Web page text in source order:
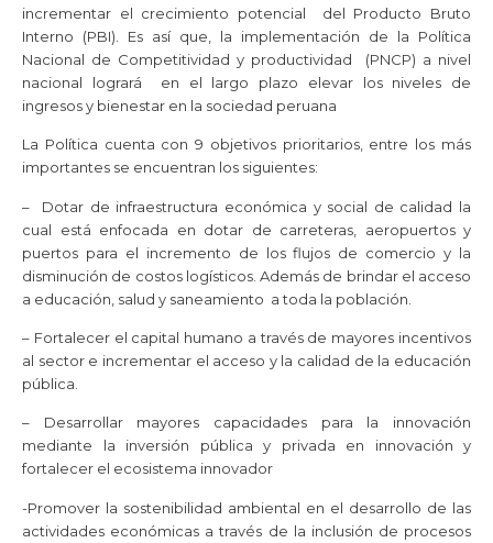
incrementar el crecimiento potencial del Producto Bruto
Interno (PBI). Es así que, la implementación de la Política
Nacional de Competitividad y productividad (PNCP) a nivel
nacional logrará en el largo plazo elevar los niveles de
ingresos y bienestar en la sociedad peruana
La Política cuenta con 9 objetivos prioritarios, entre los más
importantes se encuentran los siguientes:
– Dotar de infraestructura económica y social de calidad la
cual está enfocada en dotar de carreteras, aeropuertos y
puertos para el incremento de los flujos de comercio y la
disminución de costos logísticos. Además de brindar el acceso
a educación, salud y saneamiento a toda la población.
– Fortalecer el capital humano a través de mayores incentivos
al sector e incrementar el acceso y la calidad de la educación
pública.
– Desarrollar mayores capacidades para la innovación
mediante la inversión pública y privada en innovación y
fortalecer el ecosistema innovador
-Promover la sostenibilidad ambiental en el desarrollo de las
actividades económicas a través de la inclusión de procesos